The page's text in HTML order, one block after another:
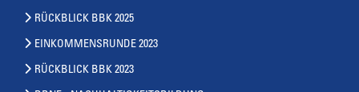
RÜCKBLICK BBK 2025
EINKOMMENSRUNDE 2023
RÜCKBLICK BBK 2023